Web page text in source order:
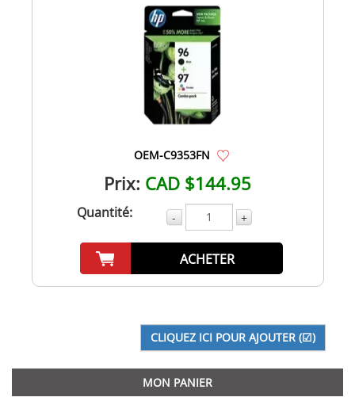
OEM-C9353FN
Prix: CAD $144.95
Quantité: - +
ACHETER
MON PANIER